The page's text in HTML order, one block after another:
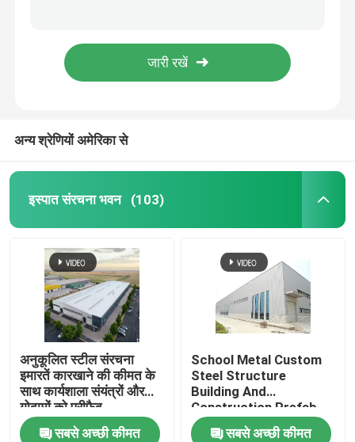
अछूता सैंडविच पैनल
मॉड्यूलर स्टील स्ट्रक्चर
धातु निर्माण सामग्री
0.3-3 मिमी स्टील छिद्रित एल्यूमीनियम प्लेट एएसटीएम मानक
अन्य श्रेणियों अमेरिका से
इस्पात संरचना भवन (103)
अनुकूलित स्टील संरचना
इमारतें कारखाने की कीमत के
साथ कार्यशाला संयंत्रों और
गोदामों को प्रीफैब
सबसे अच्छी कीमत
School Metal Custom
Steel Structure
Building And
Construction Prefab
Office Warehouse
सबसे अच्छी कीमत